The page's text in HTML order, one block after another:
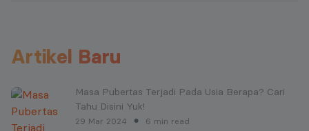
Artikel Baru
Masa Pubertas Terjadi Pada Usia Berapa? Cari
Tahu Disini Yuk!
29 Mar 2024 ● 6 min read